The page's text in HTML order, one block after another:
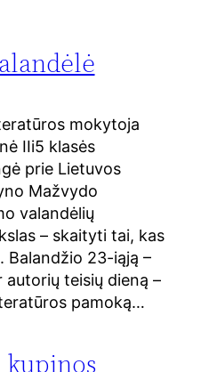
mokytoja
IIi5 klasės
prie Lietuvos
Mažvydo
valandėlių
– skaityti tai, kas
Balandžio 23-iąją –
autorių teisių dieną –
pamoką…
kupinos